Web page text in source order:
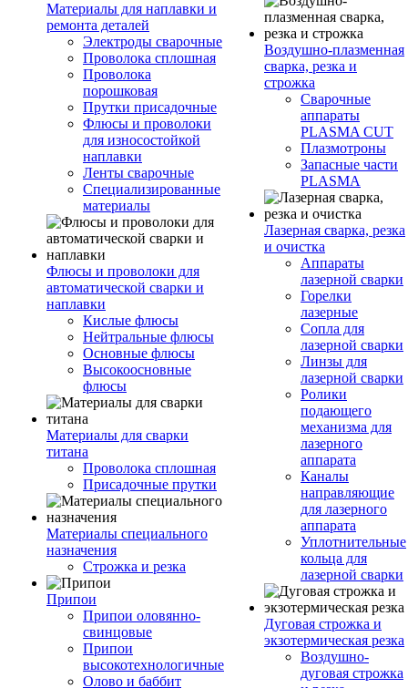
Материалы для наплавки и
ремонта деталей
Электроды сварочные
Проволока сплошная
Проволока
порошковая
Прутки присадочные
Флюсы и проволоки
для износостойкой
наплавки
Ленты сварочные
Специализированные
материалы
Флюсы и проволоки для
автоматической сварки и
наплавки
Кислые флюсы
Нейтральные флюсы
Основные флюсы
Высокоосновные
флюсы
Материалы для сварки
титана
Проволока сплошная
Присадочные прутки
Материалы специального
назначения
Строжка и резка
Припои
Припои оловянно-
свинцовые
Припои
высокотехнологичные
Олово и баббит
Воздушно-плазменная
сварка, резка и
строжка
Сварочные
аппараты
PLASMA CUT
Плазмотроны
Запасные части
PLASMA
Лазерная сварка, резка
и очистка
Аппараты
лазерной сварки
Горелки
лазерные
Сопла для
лазерной сварки
Линзы для
лазерной сварки
Ролики
подающего
механизма для
лазерного
аппарата
Каналы
направляющие
для лазерного
аппарата
Уплотнительные
кольца для
лазерной сварки
Дуговая строжка и
экзотермическая резка
Воздушно-
дуговая строжка